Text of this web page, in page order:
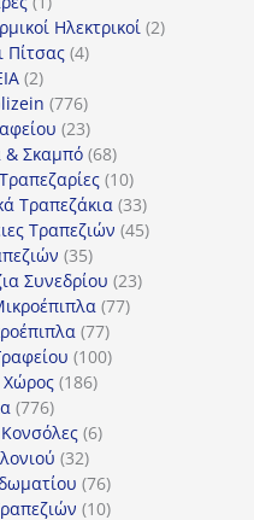
προϊόν
Ηλεκτρικοί 22
Πίτσας 44
22
προϊόντα
776776
προϊόντα
2323
προϊόντα
& Σκαμπό 6868
προϊόντα
1010
προϊόντα
Τραπεζάκια 3333
προϊόντα
Τραπεζιών 4545
3535
προϊόντα
Συνεδρίου 2323
7777
7777
προϊόντα
100100
Χώρος 186186
776776
προϊόντα
66
3232
προϊόντα
7676
προϊόντα
1010